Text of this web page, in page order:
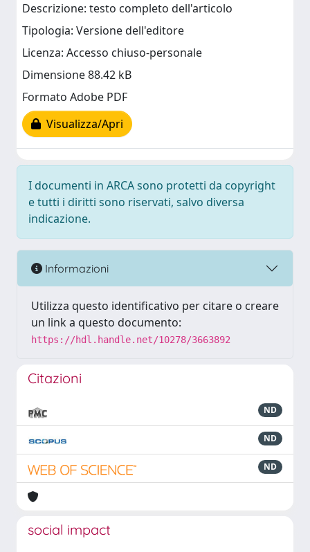
Descrizione: testo completo dell'articolo
Tipologia: Versione dell'editore
Licenza: Accesso chiuso-personale
Dimensione 88.42 kB
Formato Adobe PDF
Visualizza/Apri
I documenti in ARCA sono protetti da copyright
e tutti i diritti sono riservati, salvo diversa
indicazione.
Informazioni
Utilizza questo identificativo per citare o creare
un link a questo documento:
https://hdl.handle.net/10278/3663892
Citazioni
ND
ND
ND
social impact